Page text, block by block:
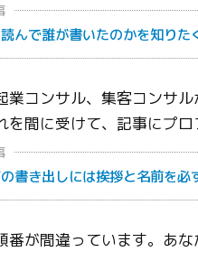
んで誰が書いたのかを知り
業コンサル、集客コンサ
を間に受けて、記事にプ
書き出しには挨拶と名前を
番が間違っています。あ